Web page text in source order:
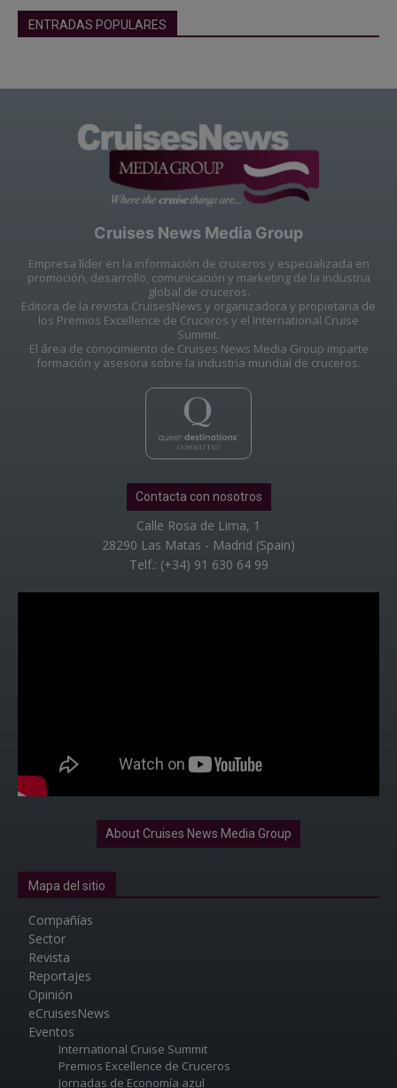
ENTRADAS POPULARES
Cruises News Media Group
Empresa líder en la información de cruceros y especializada en
promoción, desarrollo, comunicación y marketing de la industria
global de cruceros.
Editora de la revista CruisesNews y organizadora y propietaria de
los Premios Excellence de Cruceros y el International Cruise
Summit.
El área de conocimiento de Cruises News Media Group imparte
formación y asesora sobre la industria mundial de cruceros.
Contacta con nosotros
Calle Rosa de Lima, 1
28290 Las Matas - Madrid (Spain)
Telf.: (+34) 91 630 64 99
About Cruises News Media Group
Mapa del sitio
Compañías
Sector
Revista
Reportajes
Opinión
eCruisesNews
Eventos
International Cruise Summit
Premios Excellence de Cruceros
Jornadas de Economía azul